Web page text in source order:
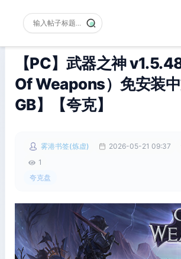
【PC】武器之神
Of Weapons）免安装
GB】【夸克】
雾港书签(炼虚) 2026-05-21 09:37
1
夸克盘